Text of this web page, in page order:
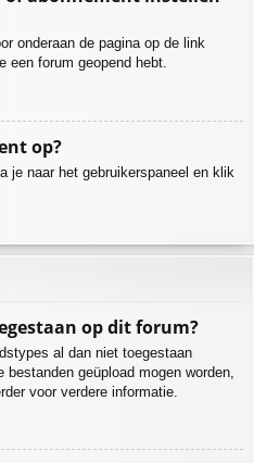
onderaan de pagina op de link
een forum geopend hebt.
op?
je naar het gebruikerspaneel en klik
op dit forum?
al dan niet toegestaan
geüpload mogen worden,
voor verdere informatie.